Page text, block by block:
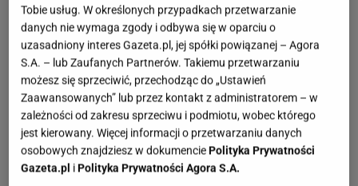
Tobie usług. W określonych przypadkach przetwarzanie
danych nie wymaga zgody i odbywa się w oparciu o
uzasadniony interes Gazeta.pl, jej spółki powiązanej – Agora
S.A. – lub Zaufanych Partnerów. Takiemu przetwarzaniu
możesz się sprzeciwić, przechodząc do „Ustawień
Zaawansowanych” lub przez kontakt z administratorem – w
zależności od zakresu sprzeciwu i podmiotu, wobec którego
jest kierowany. Więcej informacji o przetwarzaniu danych
osobowych znajdziesz w dokumenciePolityka Prywatności
Gazeta.pl iPolityka Prywatności Agora S.A.